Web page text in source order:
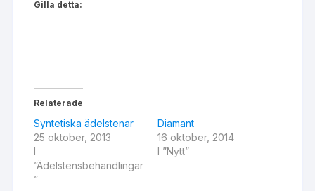
Gilla detta:
Relaterade
Syntetiska ädelstenar
25 oktober, 2013
I
”Ädelstensbehandlingar
”
Diamant
16 oktober, 2014
I ”Nytt”